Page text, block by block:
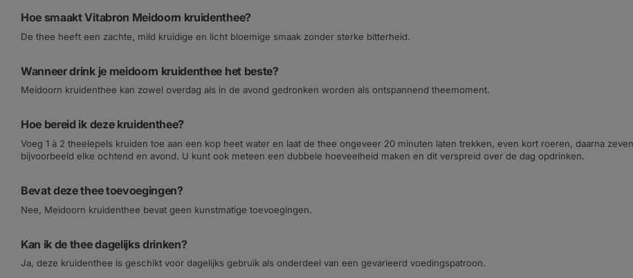
Hoe smaakt Vitabron Meidoorn kruidenthee?
De thee heeft een zachte, mild kruidige en licht bloemige smaak zonder sterke bitterheid.
Wanneer drink je meidoorn kruidenthee het beste?
Meidoorn kruidenthee kan zowel overdag als in de avond gedronken worden als ontspannend theemoment.
Hoe bereid ik deze kruidenthee?
Voeg 1 à 2 theelepels kruiden toe aan een kop heet water en laat de thee ongeveer 20 minuten laten trekken, even kort roeren, daarna
bijvoorbeeld elke ochtend en avond. U kunt ook meteen een dubbele hoeveelheid maken en dit verspreid over de dag opdrinken.
Bevat deze thee toevoegingen?
Nee, Meidoorn kruidenthee bevat geen kunstmatige toevoegingen.
Kan ik de thee dagelijks drinken?
Ja, deze kruidenthee is geschikt voor dagelijks gebruik als onderdeel van een gevarieerd voedingspatroon.